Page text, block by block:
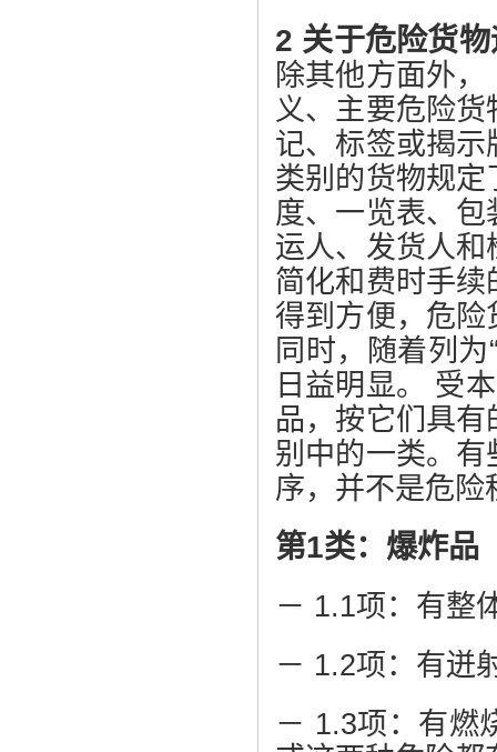
2 关于危险货
除其他方面外
义、主要危险
记、标签或揭
类别的货物规
度、一览表、
运人、发货人
简化和费时手
得到方便，危
同时，随着列
日益明显。 受
品，按它们具
别中的一类。
序，并不是危险
第1类：爆炸品
－ 1.1项：有整
－ 1.2项：有迸
－ 1.3项：有燃